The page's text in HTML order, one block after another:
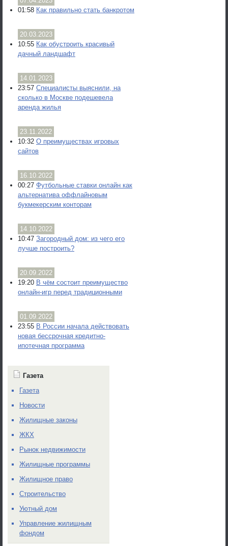
01:58 Как правильно стать банкротом
20.03.2023
10:55 Как обустроить красивый
дачный ландшафт
14.01.2023
23:57 Специалисты выяснили, на
сколько в Москве подешевела
аренда жилья
23.11.2022
10:32 О преимуществах игровых
сайтов
16.10.2022
00:27 Футбольные ставки онлайн как
альтернатива оффлайновым
букмекерским конторам
14.10.2022
10:47 Загородный дом: из чего его
лучше построить?
20.09.2022
19:20 В чём состоит преимущество
онлайн-игр перед традиционными
01.09.2022
23:55 В России начала действовать
новая бессрочная кредитно-
ипотечная программа
Газета
Газета
Новости
Жилищные законы
ЖКХ
Рынок недвижимости
Жилищные программы
Жилищное право
Строительство
Уютный дом
Управление жилищным
фондом